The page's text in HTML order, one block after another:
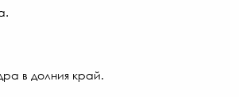
в долния край.